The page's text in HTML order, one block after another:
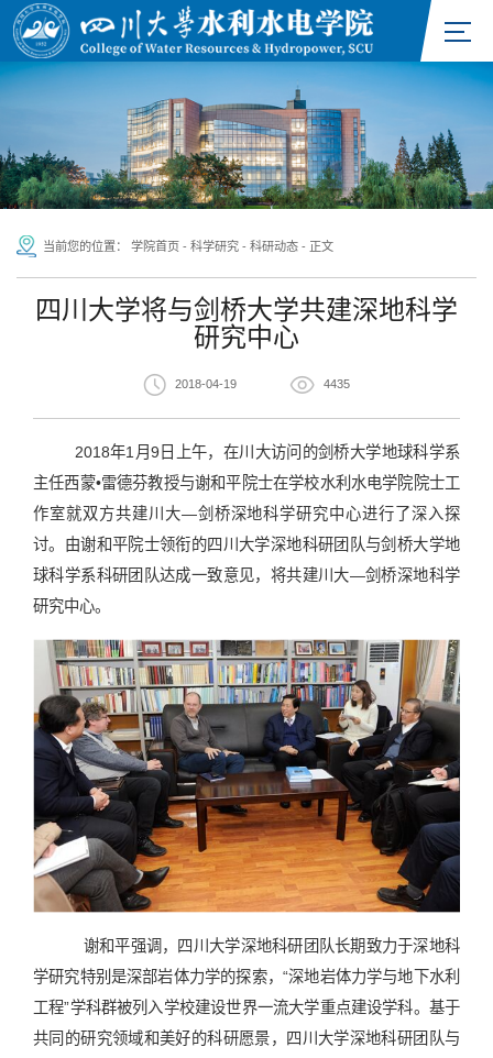
当前您的位置： 学院首页 - 科学研究 - 科研动态 - 正文
四川大学将与剑桥大学共建深地科学
研究中心
2018-04-19 4435
2018年1月9日上午，在川大访问的剑桥大学地球科学系
主任西蒙•雷德芬教授与谢和平院士在学校水利水电学院院士工
作室就双方共建川大—剑桥深地科学研究中心进行了深入探
讨。由谢和平院士领衔的四川大学深地科研团队与剑桥大学地
球科学系科研团队达成一致意见，将共建川大—剑桥深地科学
研究中心。
谢和平强调，四川大学深地科研团队长期致力于深地科
学研究特别是深部岩体力学的探索，“深地岩体力学与地下水利
工程”学科群被列入学校建设世界一流大学重点建设学科。基于
共同的研究领域和美好的科研愿景，四川大学深地科研团队与